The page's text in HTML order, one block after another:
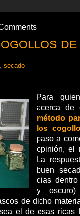
DE
secado
Para
acerca
método
los
paso a
opinión, el
La
buen
dias
y oscuro)
de dicho
el de esas ricas